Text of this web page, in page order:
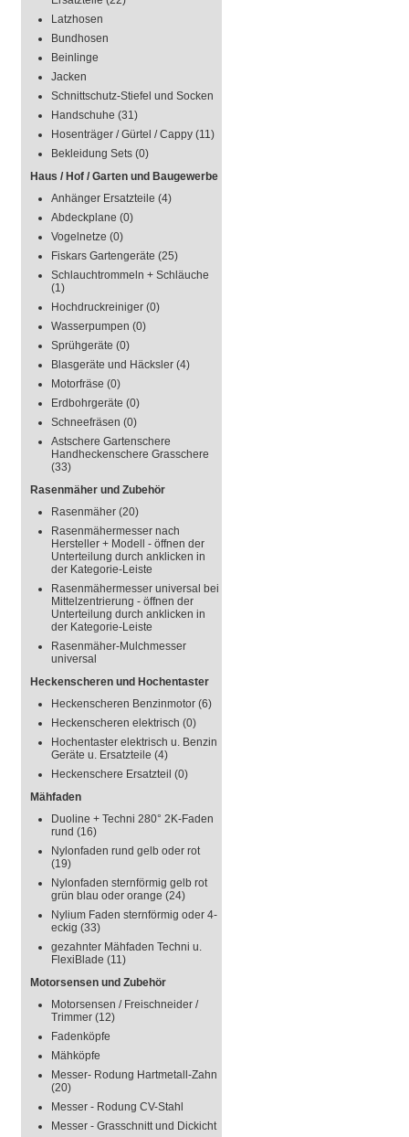
Latzhosen
Bundhosen
Beinlinge
Jacken
Schnittschutz-Stiefel und Socken
Handschuhe (31)
Hosenträger / Gürtel / Cappy (11)
Bekleidung Sets (0)
Haus / Hof / Garten und Baugewerbe
Anhänger Ersatzteile (4)
Abdeckplane (0)
Vogelnetze (0)
Fiskars Gartengeräte (25)
Schlauchtrommeln + Schläuche
(1)
Hochdruckreiniger (0)
Wasserpumpen (0)
Sprühgeräte (0)
Blasgeräte und Häcksler (4)
Motorfräse (0)
Erdbohrgeräte (0)
Schneefräsen (0)
Astschere Gartenschere
Handheckenschere Grasschere
(33)
Rasenmäher und Zubehör
Rasenmäher (20)
Rasenmähermesser nach
Hersteller + Modell - öffnen der
Unterteilung durch anklicken in
der Kategorie-Leiste
Rasenmähermesser universal bei
Mittelzentrierung - öffnen der
Unterteilung durch anklicken in
der Kategorie-Leiste
Rasenmäher-Mulchmesser
universal
Heckenscheren und Hochentaster
Heckenscheren Benzinmotor (6)
Heckenscheren elektrisch (0)
Hochentaster elektrisch u. Benzin
Geräte u. Ersatzteile (4)
Heckenschere Ersatzteil (0)
Mähfaden
Duoline + Techni 280° 2K-Faden
rund (16)
Nylonfaden rund gelb oder rot
(19)
Nylonfaden sternförmig gelb rot
grün blau oder orange (24)
Nylium Faden sternförmig oder 4-
eckig (33)
gezahnter Mähfaden Techni u.
FlexiBlade (11)
Motorsensen und Zubehör
Motorsensen / Freischneider /
Trimmer (12)
Fadenköpfe
Mähköpfe
Messer- Rodung Hartmetall-Zahn
(20)
Messer - Rodung CV-Stahl
Messer - Grasschnitt und Dickicht